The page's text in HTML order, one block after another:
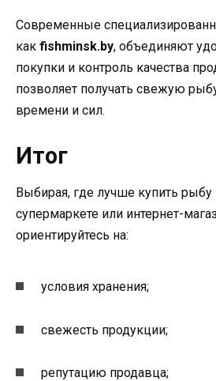
Современные
как fishminsk.by, объединяют
покупки и контроль качества
позволяет получать свежую
времени и сил.
Итог
Выбирая, где лучше купить
супермаркете или интернет-
ориентируйтесь на:
условия хранения;
свежесть продукции;
репутацию продавца;